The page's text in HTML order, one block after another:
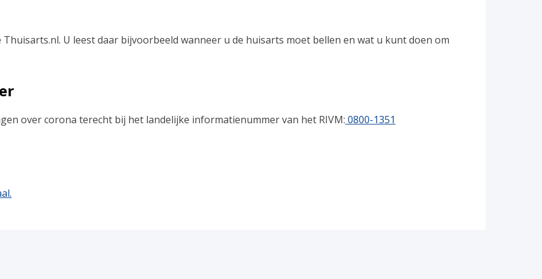
U leest daar bijvoorbeeld wanneer u de huisarts moet bellen en wat u kunt doen om
over corona terecht bij het landelijke informatienummer van het RIVM: 0800-1351